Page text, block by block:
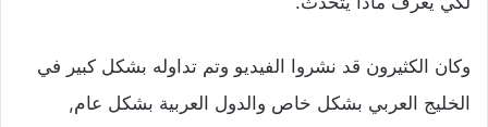
وكان الكثيرون قد نشروا الفيديو وتم تداوله بشكل كبير في
الخليج العربي بشكل خاص والدول العربية بشكل عام,